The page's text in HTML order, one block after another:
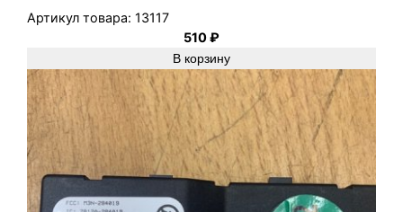
д
,
З
а
д
н
.
Артикул товара: 13117
510₽
В корзину